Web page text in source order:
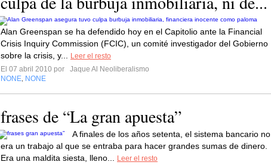
Alan Greenspan se ha defendido hoy en el Capitolio ante la Financial
Crisis Inquiry Commission (FCIC), un comité investigador del Gobierno
sobre la crisis, y...
Leer el resto
El 07 abril 2010 por
Jaque Al Neoliberalismo
NONE NONE
frases de “La gran apuesta”
A finales de los años setenta, el sistema bancario no
era un trabajo al que se entraba para hacer grandes sumas de dinero.
Era una maldita siesta, lleno...
Leer el resto